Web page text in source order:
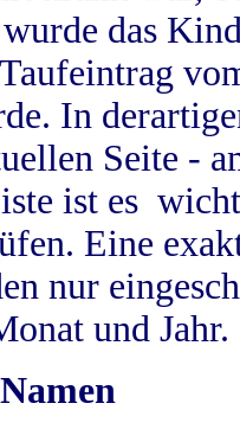
das
In
Seite -
ist es
Eine
nur
und Jahr.